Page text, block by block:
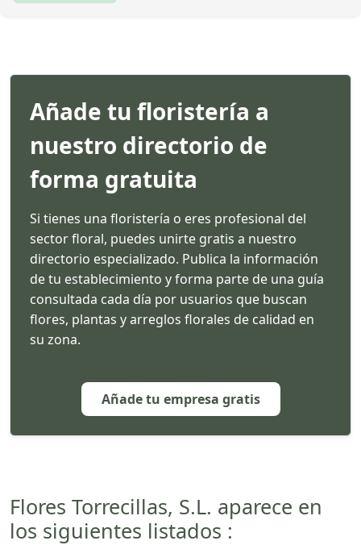
Añade tu floristería a
nuestro directorio de
forma gratuita
Si tienes una floristería o eres profesional del
sector floral, puedes unirte gratis a nuestro
directorio especializado. Publica la información
de tu establecimiento y forma parte de una guía
consultada cada día por usuarios que buscan
flores, plantas y arreglos florales de calidad en
su zona.
Añade tu empresa gratis
Flores Torrecillas, S.L. aparece en
los siguientes listados :